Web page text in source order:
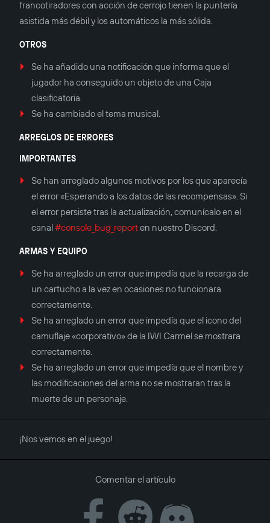
francotiradores con acción de cerrojo tienen la puntería
asistida más débil y los automáticos la más sólida.
OTROS
Se ha añadido una notificación que informa que el
jugador ha conseguido un objeto de una Caja
clasificatoria.
Se ha cambiado el tema musical.
ARREGLOS DE ERRORES
IMPORTANTES
Se han arreglado algunos motivos por los que aparecía
el error «Esperando a los datos de las recompensas». Si
el error persiste tras la actualización, comunícalo en el
canal#console_bug_reporten nuestro Discord.
ARMAS Y EQUIPO
Se ha arreglado un error que impedía que la recarga de
un cartucho a la vez en ocasiones no funcionara
correctamente.
Se ha arreglado un error que impedía que el icono del
camuflaje «corporativo» de la IWI Carmel se mostrara
correctamente.
Se ha arreglado un error que impedía que el nombre y
las modificaciones del arma no se mostraran tras la
muerte de un personaje.
¡Nos vemos en el juego!
Comentar el artículo